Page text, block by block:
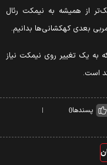
از همیشه به نیمکت رئال
بعدی کهکشانی‌ها بدانیم.
یک تغییر روی نیمکت نیاز
است.
پسندها0